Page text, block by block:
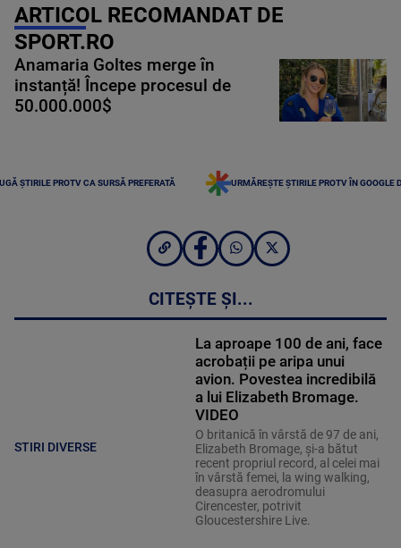
ARTICOL RECOMANDAT DE
SPORT.RO
Anamaria Goltes merge în
instanță! Începe procesul de
50.000.000$
ȘTIRILE PROTV CA SURSĂ PREFERATĂ URMĂREȘTE ȘTIRILE PROTV ÎN GOOGLE
CITEȘTE ȘI...
STIRI DIVERSE
La aproape 100 de ani, face
acrobații pe aripa unui
avion. Povestea incredibilă
a lui Elizabeth Bromage.
VIDEO
O britanică în vârstă de 97 de ani,
Elizabeth Bromage, şi-a bătut
recent propriul record, al celei mai
în vârstă femei, la wing walking,
deasupra aerodromului
Cirencester, potrivit
Gloucestershire Live.